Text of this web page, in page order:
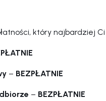
który najbardziej
– BEZPŁATNIE
– BEZPŁATNIE